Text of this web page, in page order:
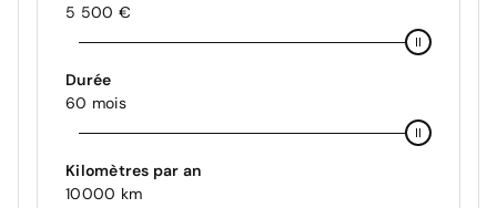
5 500 €
Durée
60 mois
Kilomètres par an
10000 km